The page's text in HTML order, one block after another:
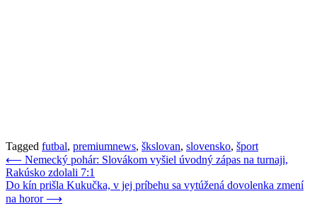
Tagged futbal, premiumnews, škslovan, slovensko, šport
Navigácia
v
článku
⟵ Nemecký pohár: Slovákom vyšiel úvodný zápas na turnaji,
Rakúsko zdolali 7:1
Do kín prišla Kukučka, v jej príbehu sa vytúžená dovolenka zmení
na horor ⟶